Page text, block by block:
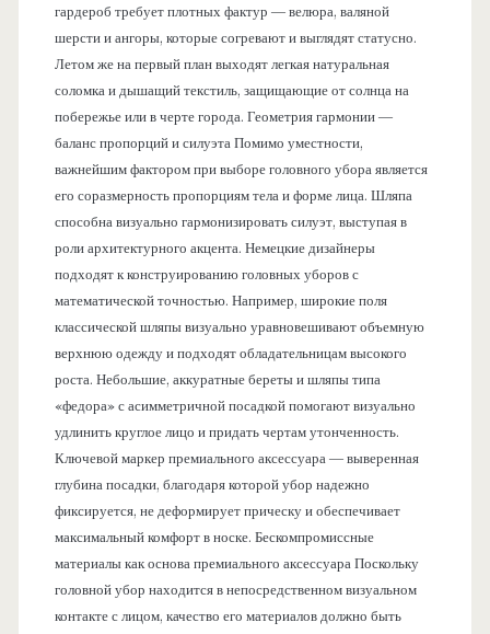
гардероб требует плотных фактур — велюра, валяной
шерсти и ангоры, которые согревают и выглядят статусно.
Летом же на первый план выходят легкая натуральная
соломка и дышащий текстиль, защищающие от солнца на
побережье или в черте города. Геометрия гармонии —
баланс пропорций и силуэта Помимо уместности,
важнейшим фактором при выборе головного убора является
его соразмерность пропорциям тела и форме лица. Шляпа
способна визуально гармонизировать силуэт, выступая в
роли архитектурного акцента. Немецкие дизайнеры
подходят к конструированию головных уборов с
математической точностью. Например, широкие поля
классической шляпы визуально уравновешивают объемную
верхнюю одежду и подходят обладательницам высокого
роста. Небольшие, аккуратные береты и шляпы типа
«федора» с асимметричной посадкой помогают визуально
удлинить круглое лицо и придать чертам утонченность.
Ключевой маркер премиального аксессуара — выверенная
глубина посадки, благодаря которой убор надежно
фиксируется, не деформирует прическу и обеспечивает
максимальный комфорт в носке. Бескомпромиссные
материалы как основа премиального аксессуара Поскольку
головной убор находится в непосредственном визуальном
контакте с лицом, качество его материалов должно быть